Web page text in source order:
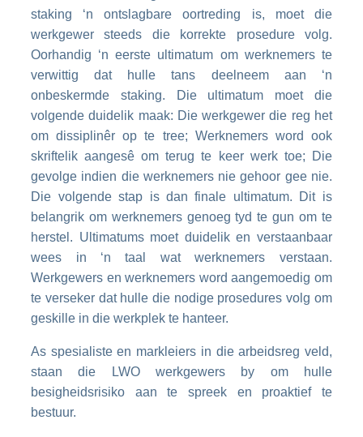
staking ‘n ontslagbare oortreding is, moet die
werkgewer steeds die korrekte prosedure volg.
Oorhandig ‘n eerste ultimatum om werknemers te
verwittig dat hulle tans deelneem aan ‘n
onbeskermde staking. Die ultimatum moet die
volgende duidelik maak: Die werkgewer die reg het
om dissiplinêr op te tree; Werknemers word ook
skriftelik aangesê om terug te keer werk toe; Die
gevolge indien die werknemers nie gehoor gee nie.
Die volgende stap is dan finale ultimatum. Dit is
belangrik om werknemers genoeg tyd te gun om te
herstel. Ultimatums moet duidelik en verstaanbaar
wees in ‘n taal wat werknemers verstaan.
Werkgewers en werknemers word aangemoedig om
te verseker dat hulle die nodige prosedures volg om
geskille in die werkplek te hanteer.
As spesialiste en markleiers in die arbeidsreg veld,
staan die LWO werkgewers by om hulle
besigheidsrisiko aan te spreek en proaktief te
bestuur.